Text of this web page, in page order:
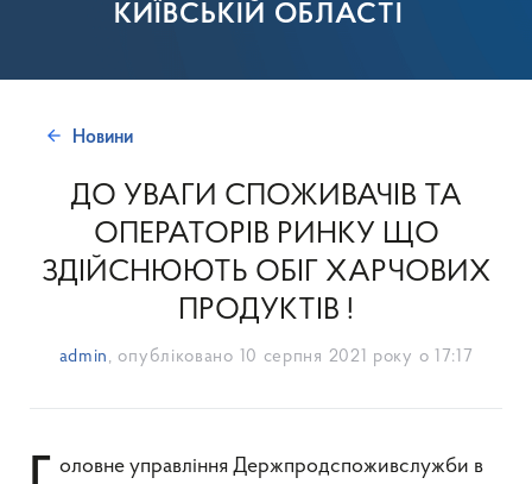
КИЇВСЬКІЙ ОБЛАСТІ
Новини
ДО УВАГИ СПОЖИВАЧІВ ТА
ОПЕРАТОРІВ РИНКУ ЩО
ЗДІЙСНЮЮТЬ ОБІГ ХАРЧОВИХ
ПРОДУКТІВ !
admin , опубліковано 10 серпня 2021 року о 17:17